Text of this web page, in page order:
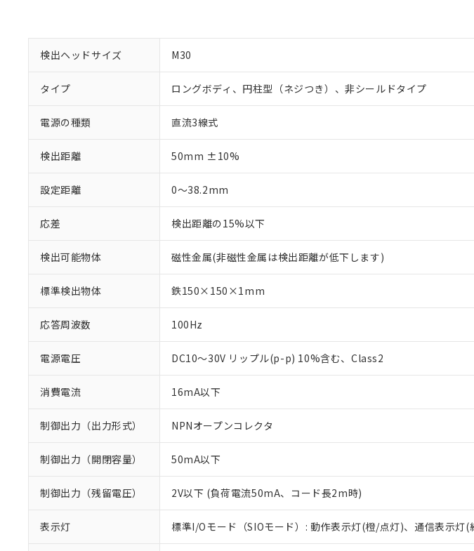
検出ヘッドサイズ M30
タイプ ロングボディ、円柱型（ネジつき）、非シールドタイプ
電源の種類 直流3線式
検出距離 50mm ±10%
設定距離 0～38.2mm
応差 検出距離の15%以下
検出可能物体 磁性金属(非磁性金属は検出距離が低下します)
標準検出物体 鉄150×150×1mm
応答周波数 100Hz
電源電圧 DC10～30V リップル(p-p) 10%含む、Class2
消費電流 16mA以下
制御出力（出力形式） NPNオープンコレクタ
制御出力（開閉容量） 50mA以下
制御出力（残留電圧） 2V以下 (負荷電流50mA、コード長2m時)
表示灯 標準I/Oモード（SIOモード）: 動作表示灯(橙/点灯)、通信表示灯(
※1 対応状況
対応予定：EU RoHS指令（10物質）の非含有に対応
対応予定なし：EU RoHS指令（10物質）の非含有に